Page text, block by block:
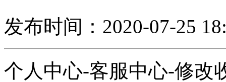
发布时间：2020-07-25
个人中心-客服中心-修改